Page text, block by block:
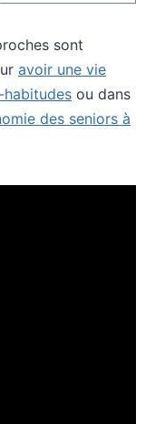
sont
avoir une vie
habitudes ou dans
des seniors à